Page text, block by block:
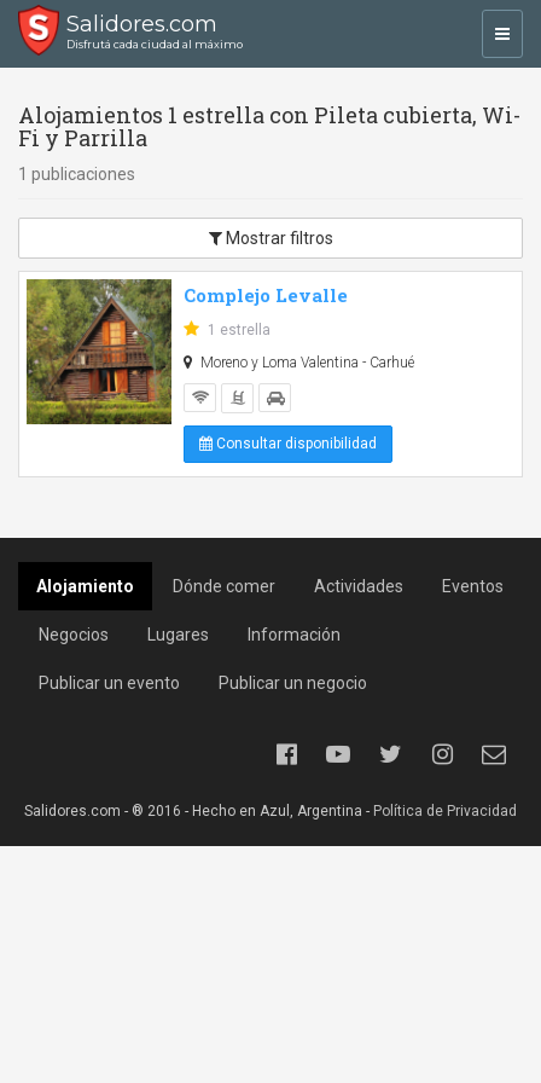
Salidores.com
Disfrutá cada ciudad al máximo
Alojamientos 1 estrella con Pileta cubierta, Wi-
Fi y Parrilla
1 publicaciones
Mostrar filtros
Complejo Levalle
1 estrella
Moreno y Loma Valentina - Carhué
Consultar disponibilidad
Alojamiento Dónde comer Actividades Eventos
Negocios Lugares Información
Publicar un evento Publicar un negocio
Salidores.com - ® 2016 - Hecho en Azul, Argentina - Política de Privacidad